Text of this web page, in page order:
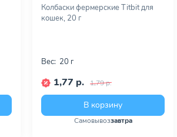
Колбаски фермерские Titbit для
кошек, 20 г
Вес: 20 г
1,77 р. 1,79 р.
В корзину
Самовывоззавтра